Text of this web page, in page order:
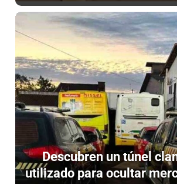
Descubren un túnel
utilizado para ocultar
contrabando entre